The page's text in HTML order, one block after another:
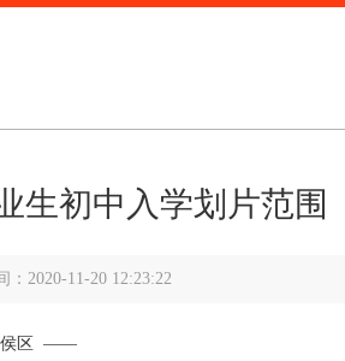
生初中入学划片范围
2020-11-20 12:23:22
区 ——